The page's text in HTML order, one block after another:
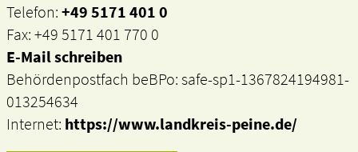
Telefon:+49 5171 401 0
Fax: +49 5171 401 770 0
E-Mail schreiben
Behördenpostfach beBPo: safe-sp1-1367824194981-
013254634
Internet: https://www.landkreis-peine.de/